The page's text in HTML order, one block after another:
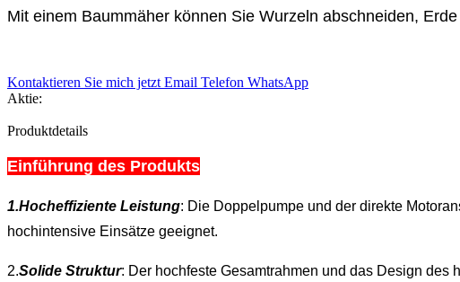
Mit einem Baummäher können Sie Wurzeln abschneiden,
Kontaktieren Sie mich jetzt Email Telefon WhatsApp
Aktie:
Produktdetails
Einführung des Produkts
1.Hocheffiziente Leistung: Die Doppelpumpe und der direkte
hochintensive Einsätze geeignet.
2.Solide Struktur: Der hochfeste Gesamtrahmen und das Design